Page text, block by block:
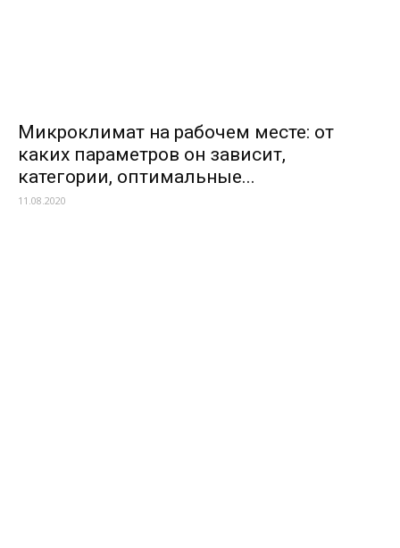
Микроклимат на рабочем месте: от
каких параметров он зависит,
категории, оптимальные...
11.08.2020